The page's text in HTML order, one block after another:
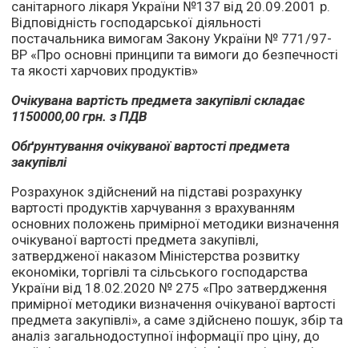
санітарного лікаря України №137 від 20.09.2001 р.
Відповідність господарської діяльності
постачальника вимогам Закону України № 771/97-
ВР «Про основні принципи та вимоги до безпечності
та якості харчових продуктів»
Очікувана вартість предмета закупівлі складає
1150000,00 грн. з ПДВ
Обґрунтування очікуваної вартості предмета
закупівлі
Розрахунок здійснений на підставі розрахунку
вартості продуктів харчування з врахуванням
основних положень примірної методики визначення
очікуваної вартості предмета закупівлі,
затвердженої наказом Міністерства розвитку
економіки, торгівлі та сільського господарства
України від 18.02.2020 № 275 «Про затвердження
примірної методики визначення очікуваної вартості
предмета закупівлі», а саме здійснено пошук, збір та
аналіз загальнодоступної інформації про ціну, до